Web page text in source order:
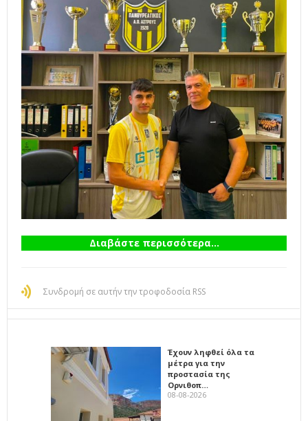
Διαβάστε περισσότερα...
Συνδρομή σε αυτήν την τροφοδοσία RSS
Έχουν ληφθεί όλα τα
μέτρα για την
προστασία της
Ορνιθοπ…
08-08-2026